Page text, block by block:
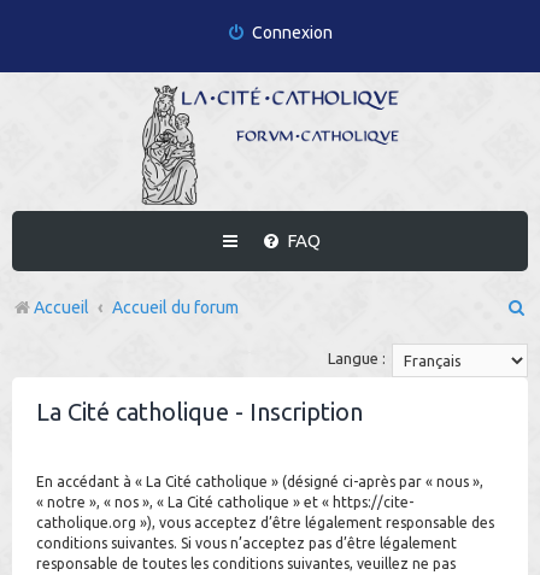
Connexion
FAQ
Accueil Accueil du forum
c
Langue :
La Cité catholique - Inscription
En accédant à « La Cité catholique » (désigné ci-après par « nous »,
« notre », « nos », « La Cité catholique » et « https://cite-
catholique.org »), vous acceptez d’être légalement responsable des
conditions suivantes. Si vous n’acceptez pas d’être légalement
responsable de toutes les conditions suivantes, veuillez ne pas